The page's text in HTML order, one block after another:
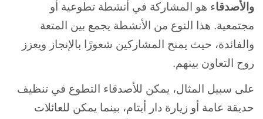
والأصدقاء هو المشاركة في أنشطة تطوعية أو
مجتمعية. هذا النوع من الأنشطة يجمع بين المتعة
والفائدة، حيث يمنح المشاركين شعورًا بالإنجاز ويعزز
روح التعاون بينهم.
على سبيل المثال، يمكن للأصدقاء التطوع في تنظيف
حديقة عامة أو زيارة دار أيتام، بينما يمكن للعائلات